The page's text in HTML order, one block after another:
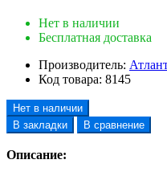
Нет в наличии
Бесплатная доставка
Производитель:
Код товара: 8145
Нет в наличии
В закладки
В сравнение
Описание: